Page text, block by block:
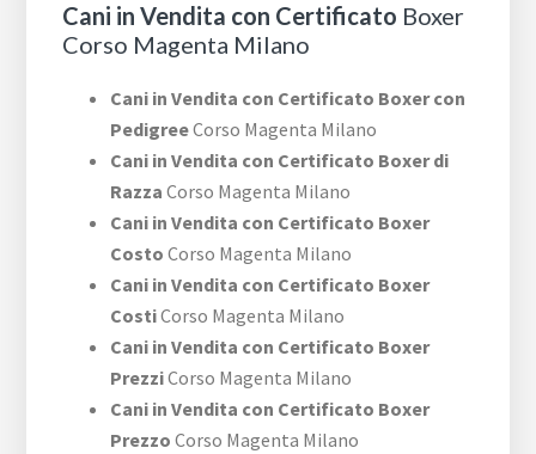
Cani in Vendita con Certificato Boxer
Corso Magenta Milano
Cani in Vendita con Certificato Boxer con
PedigreeCorso Magenta Milano
Cani in Vendita con Certificato Boxer di
Razza Corso Magenta Milano
Cani in Vendita con Certificato Boxer
Costo Corso Magenta Milano
Cani in Vendita con Certificato Boxer
CostiCorso Magenta Milano
Cani in Vendita con Certificato Boxer
PrezziCorso Magenta Milano
Cani in Vendita con Certificato Boxer
Prezzo Corso Magenta Milano